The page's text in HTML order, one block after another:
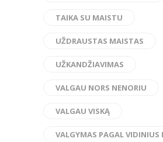
TAIKA SU MAISTU
UŽDRAUSTAS MAISTAS
UŽKANDŽIAVIMAS
VALGAU NORS NENORIU
VALGAU VISKĄ
VALGYMAS PAGAL VIDINIUS